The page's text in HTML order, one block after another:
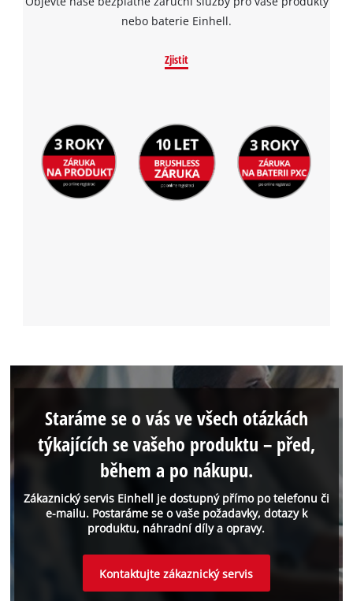
nebo baterie Einhell.
Zjistit
Zákaznický servis Einhell je dostupný přímo po telefonu či
e-mailu. Postaráme se o vaše požadavky, dotazy k
produktu, náhradní díly a opravy.
Staráme se o vás ve všech otázkách
týkajících se vašeho produktu – před,
během a po nákupu.
Kontaktujte zákaznický servis